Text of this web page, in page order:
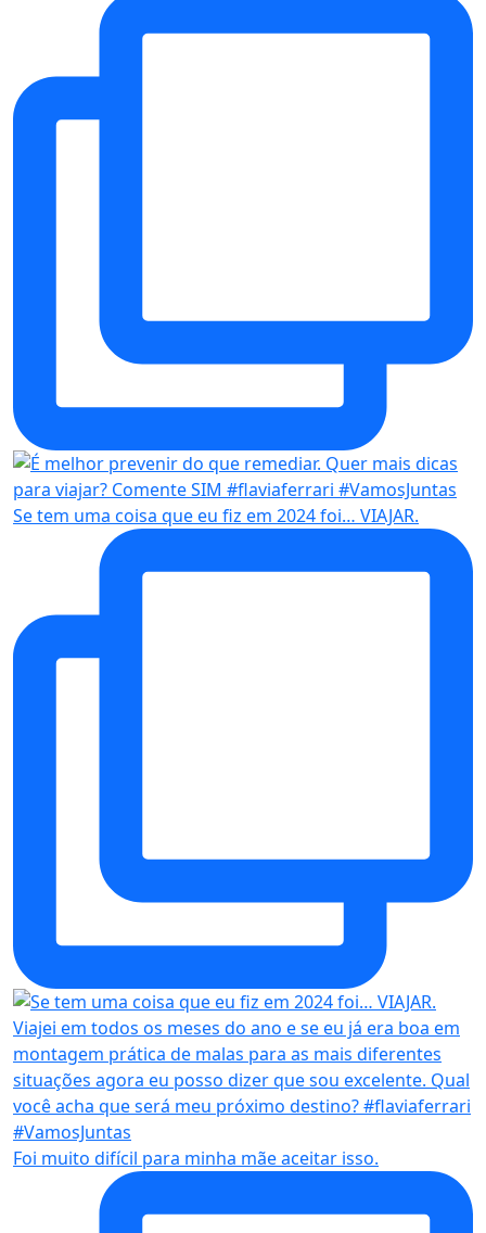
Se tem uma coisa que eu fiz em 2024 foi… VIAJAR.
Foi muito difícil para minha mãe aceitar isso.